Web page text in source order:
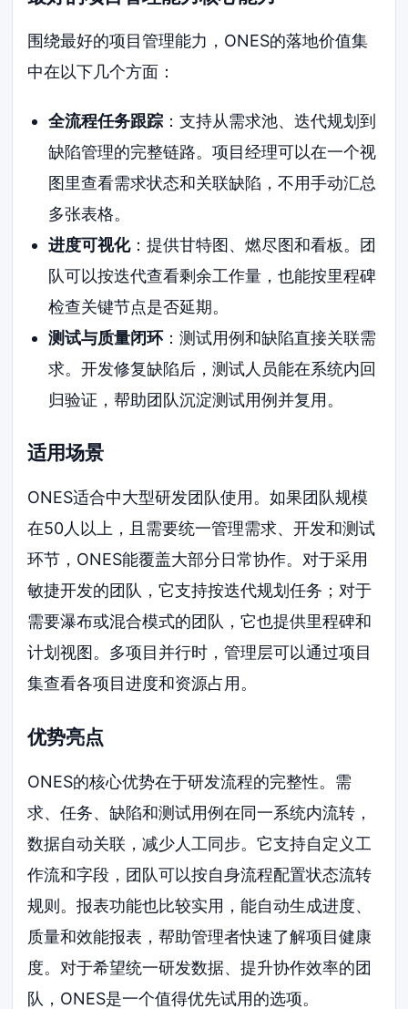
围绕最好的项目管理能力，ONES的落地价值集
中在以下几个方面：
全流程任务跟踪：支持从需求池、迭代规划到
缺陷管理的完整链路。项目经理可以在一个视
图里查看需求状态和关联缺陷，不用手动汇总
多张表格。
进度可视化：提供甘特图、燃尽图和看板。团
队可以按迭代查看剩余工作量，也能按里程碑
检查关键节点是否延期。
测试与质量闭环：测试用例和缺陷直接关联需
求。开发修复缺陷后，测试人员能在系统内回
归验证，帮助团队沉淀测试用例并复用。
适用场景
ONES适合中大型研发团队使用。如果团队规模
在50人以上，且需要统一管理需求、开发和测试
环节，ONES能覆盖大部分日常协作。对于采用
敏捷开发的团队，它支持按迭代规划任务；对于
需要瀑布或混合模式的团队，它也提供里程碑和
计划视图。多项目并行时，管理层可以通过项目
集查看各项目进度和资源占用。
优势亮点
ONES的核心优势在于研发流程的完整性。需
求、任务、缺陷和测试用例在同一系统内流转，
数据自动关联，减少人工同步。它支持自定义工
作流和字段，团队可以按自身流程配置状态流转
规则。报表功能也比较实用，能自动生成进度、
质量和效能报表，帮助管理者快速了解项目健康
度。对于希望统一研发数据、提升协作效率的团
队，ONES是一个值得优先试用的选项。